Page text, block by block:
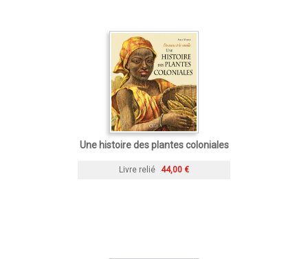
Une histoire des plantes coloniales
Livre relié 44,00 €